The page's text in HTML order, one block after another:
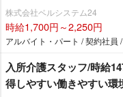
株式会社ベルシステム24
時給1,700円～2,250円
アルバイト・パート / 契約社員
入所介護スタッフ/時給
得しやすい働きやすい環